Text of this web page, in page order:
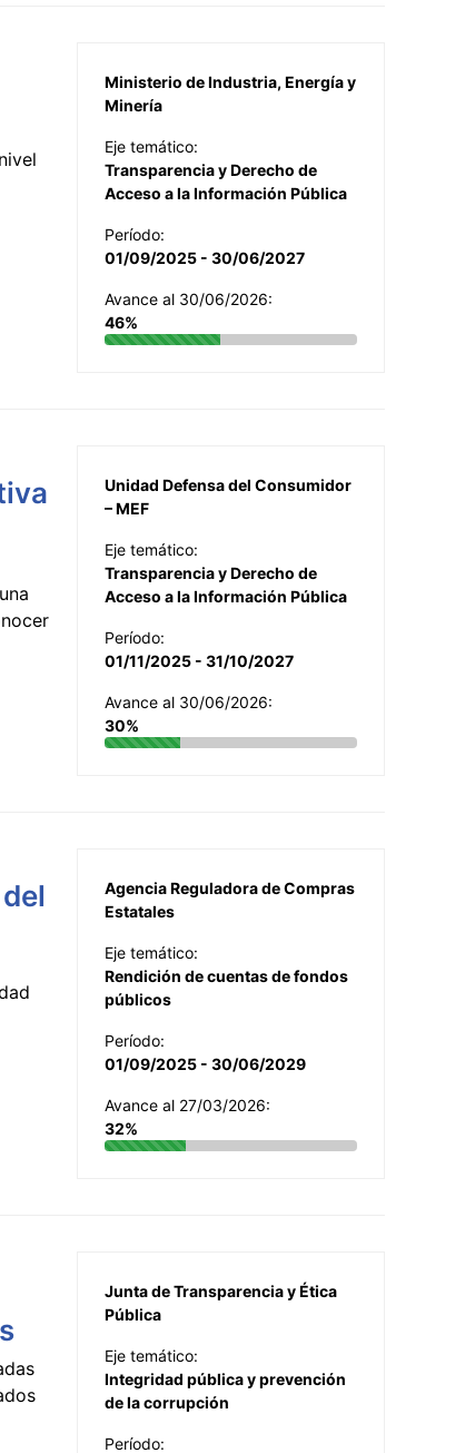
Ministerio de Industria, Energía y
Minería
Eje temático:
Transparencia y Derecho de
Acceso a la Información Pública
Período:
01/09/2025 - 30/06/2027
Avance al 30/06/2026:
46%
Unidad Defensa del Consumidor
– MEF
Eje temático:
Transparencia y Derecho de
Acceso a la Información Pública
Período:
01/11/2025 - 31/10/2027
Avance al 30/06/2026:
30%
Agencia Reguladora de Compras
Estatales
Eje temático:
Rendición de cuentas de fondos
públicos
Período:
01/09/2025 - 30/06/2029
Avance al 27/03/2026:
32%
Junta de Transparencia y Ética
Pública
Eje temático:
Integridad pública y prevención
de la corrupción
Período: